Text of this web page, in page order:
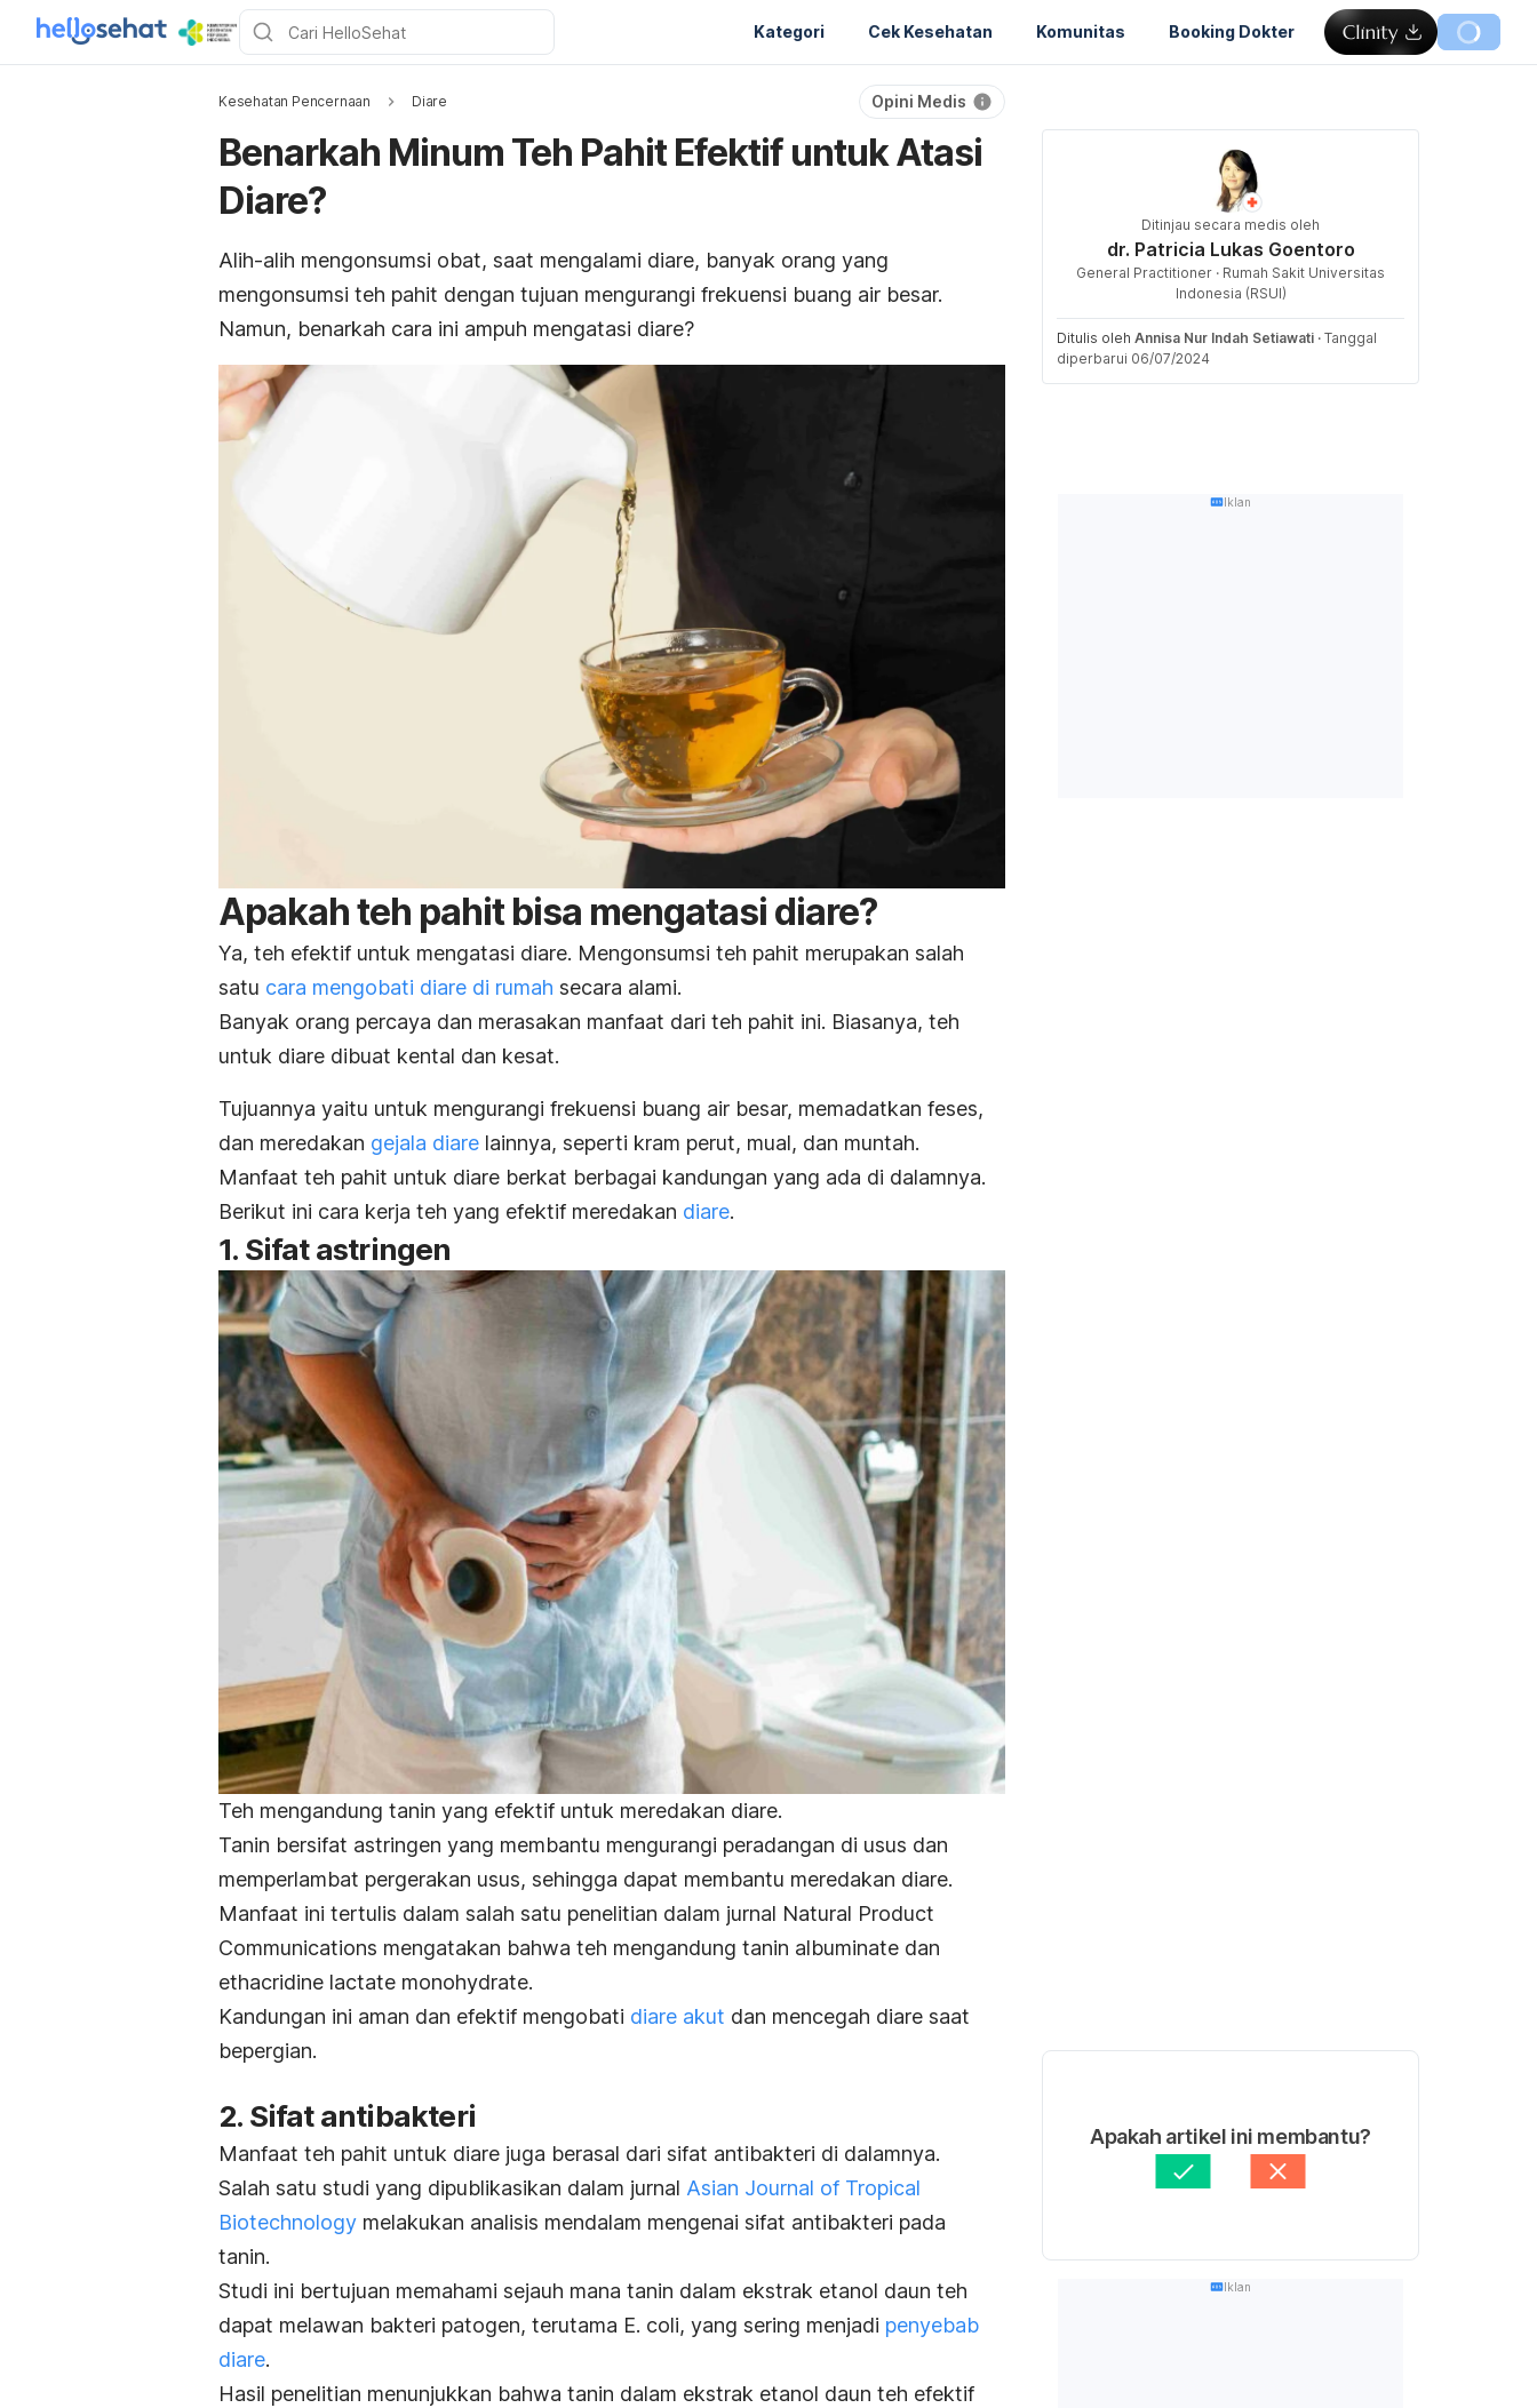
Kategori Cek Kesehatan Komunitas Booking Dokter
Kesehatan Pencernaan Diare Opini Medis
Benarkah Minum Teh Pahit Efektif untuk Atasi
Diare?
Alih-alih mengonsumsi obat, saat mengalami diare, banyak orang yang
mengonsumsi teh pahit dengan tujuan mengurangi frekuensi buang air besar.
Namun, benarkah cara ini ampuh mengatasi diare?
Apakah teh pahit bisa mengatasi diare?
Ya, teh efektif untuk mengatasi diare. Mengonsumsi teh pahit merupakan salah
satu cara mengobati diare di rumah secara alami.
Banyak orang percaya dan merasakan manfaat dari teh pahit ini. Biasanya, teh
untuk diare dibuat kental dan kesat.
Tujuannya yaitu untuk mengurangi frekuensi buang air besar, memadatkan feses,
dan meredakan gejala diare lainnya, seperti kram perut, mual, dan muntah.
Manfaat teh pahit untuk diare berkat berbagai kandungan yang ada di dalamnya.
Berikut ini cara kerja teh yang efektif meredakan diare.
1. Sifat astringen
Teh mengandung tanin yang efektif untuk meredakan diare.
Tanin bersifat astringen yang membantu mengurangi peradangan di usus dan
memperlambat pergerakan usus, sehingga dapat membantu meredakan diare.
Manfaat ini tertulis dalam salah satu penelitian dalam jurnal Natural Product
Communications mengatakan bahwa teh mengandung tanin albuminate dan
ethacridine lactate monohydrate.
Kandungan ini aman dan efektif mengobati diare akut dan mencegah diare saat
bepergian.
2. Sifat antibakteri
Manfaat teh pahit untuk diare juga berasal dari sifat antibakteri di dalamnya.
Salah satu studi yang dipublikasikan dalam jurnal Asian Journal of Tropical
Biotechnology melakukan analisis mendalam mengenai sifat antibakteri pada
tanin.
Studi ini bertujuan memahami sejauh mana tanin dalam ekstrak etanol daun teh
dapat melawan bakteri patogen, terutama E. coli, yang sering menjadi penyebab
diare.
Hasil penelitian menunjukkan bahwa tanin dalam ekstrak etanol daun teh efektif
Ditinjau secara medis oleh
dr. Patricia Lukas Goentoro
General Practitioner · Rumah Sakit Universitas
Indonesia (RSUI)
Ditulis oleh Annisa Nur Indah Setiawati · Tanggal
diperbarui 06/07/2024
Iklan
Apakah artikel ini membantu?
Iklan